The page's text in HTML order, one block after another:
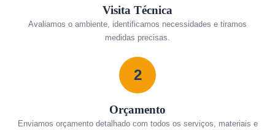
Visita Técnica
Avaliamos o ambiente, identificamos necessidades e tiramos
medidas precisas.
2
Orçamento
Enviamos orçamento detalhado com todos os serviços, materiais e